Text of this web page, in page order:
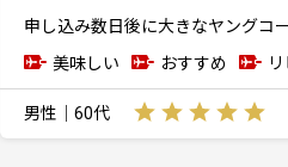
申し込み数日後に大きなヤングコ
美味しい
おすすめ
男性｜60代